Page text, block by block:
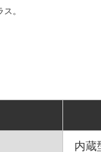
。
内蔵